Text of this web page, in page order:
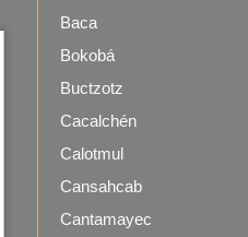
Baca
Bokobá
Buctzotz
Cacalchén
Calotmul
Cansahcab
Cantamayec